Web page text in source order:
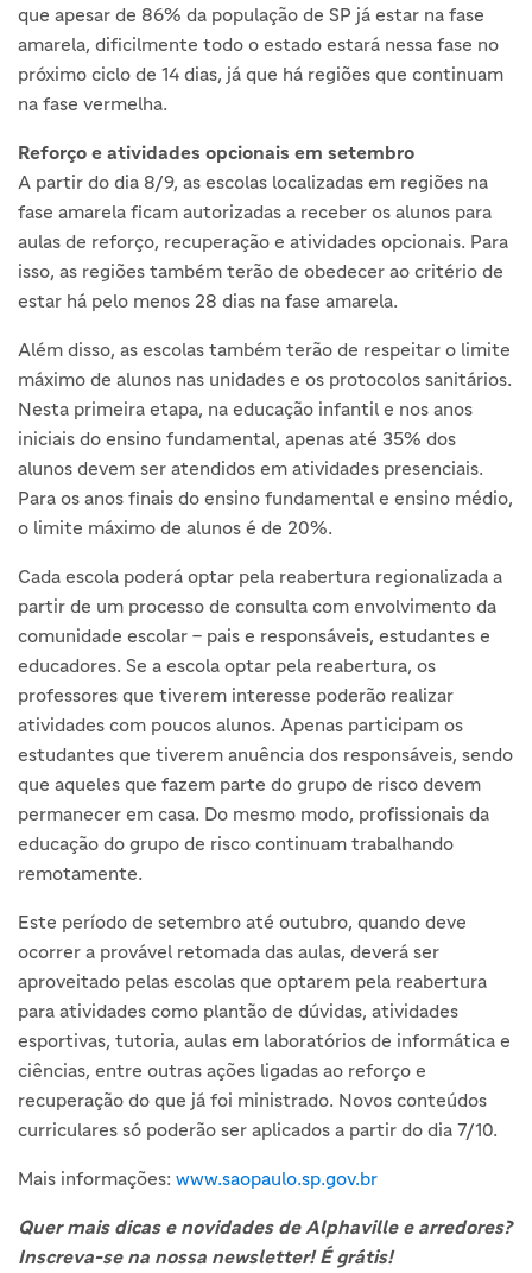
que apesar de 86% da população de SP já estar na fase
amarela, dificilmente todo o estado estará nessa fase no
próximo ciclo de 14 dias, já que há regiões que continuam
na fase vermelha.
Reforço e atividades opcionais em setembro
A partir do dia 8/9, as escolas localizadas em regiões na
fase amarela ficam autorizadas a receber os alunos para
aulas de reforço, recuperação e atividades opcionais. Para
isso, as regiões também terão de obedecer ao critério de
estar há pelo menos 28 dias na fase amarela.
Além disso, as escolas também terão de respeitar o limite
máximo de alunos nas unidades e os protocolos sanitários.
Nesta primeira etapa, na educação infantil e nos anos
iniciais do ensino fundamental, apenas até 35% dos
alunos devem ser atendidos em atividades presenciais.
Para os anos finais do ensino fundamental e ensino médio,
o limite máximo de alunos é de 20%.
Cada escola poderá optar pela reabertura regionalizada a
partir de um processo de consulta com envolvimento da
comunidade escolar – pais e responsáveis, estudantes e
educadores. Se a escola optar pela reabertura, os
professores que tiverem interesse poderão realizar
atividades com poucos alunos. Apenas participam os
estudantes que tiverem anuência dos responsáveis, sendo
que aqueles que fazem parte do grupo de risco devem
permanecer em casa. Do mesmo modo, profissionais da
educação do grupo de risco continuam trabalhando
remotamente.
Este período de setembro até outubro, quando deve
ocorrer a provável retomada das aulas, deverá ser
aproveitado pelas escolas que optarem pela reabertura
para atividades como plantão de dúvidas, atividades
esportivas, tutoria, aulas em laboratórios de informática e
ciências, entre outras ações ligadas ao reforço e
recuperação do que já foi ministrado. Novos conteúdos
curriculares só poderão ser aplicados a partir do dia 7/10.
Mais informações: www.saopaulo.sp.gov.br
Quer mais dicas e novidades de Alphaville e arredores?
Inscreva-se na nossa newsletter! É grátis!